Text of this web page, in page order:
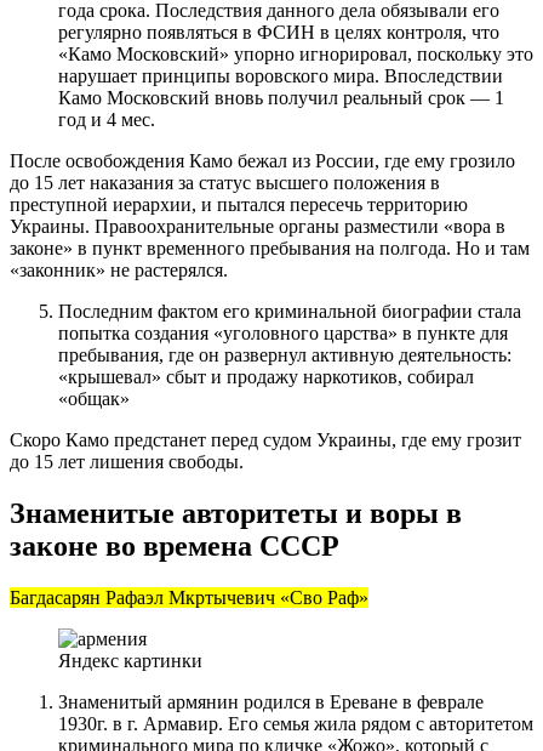
года срока. Последствия данного дела обязывали его
регулярно появляться в ФСИН в целях контроля, что
«Камо Московский» упорно игнорировал, поскольку это
нарушает принципы воровского мира. Впоследствии
Камо Московский вновь получил реальный срок — 1
год и 4 мес.
После освобождения Камо бежал из России, где ему грозило
до 15 лет наказания за статус высшего положения в
преступной иерархии, и пытался пересечь территорию
Украины. Правоохранительные органы разместили «вора в
законе» в пункт временного пребывания на полгода. Но и там
«законник» не растерялся.
Последним фактом его криминальной биографии стала
попытка создания «уголовного царства» в пункте для
пребывания, где он развернул активную деятельность:
«крышевал» сбыт и продажу наркотиков, собирал
«общак»
Скоро Камо предстанет перед судом Украины, где ему грозит
до 15 лет лишения свободы.
Знаменитые авторитеты и воры в
законе во времена СССР
Багдасарян Рафаэл Мкртычевич «Сво Раф»
Яндекс картинки
Знаменитый армянин родился в Ереване в феврале
1930г. в г. Армавир. Его семья жила рядом с авторитетом
криминального мира по кличке «Жожо», который с